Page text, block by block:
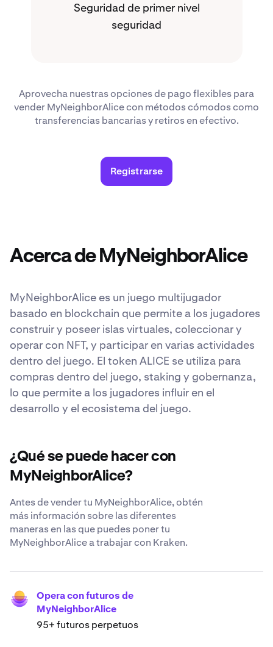
Seguridad de primer nivel
seguridad
Aprovecha nuestras opciones de pago flexibles para
vender MyNeighborAlice con métodos cómodos como
transferencias bancarias y retiros en efectivo.
Registrarse
Acerca de MyNeighborAlice
MyNeighborAlice es un juego multijugador
basado en blockchain que permite a los jugadores
construir y poseer islas virtuales, coleccionar y
operar con NFT, y participar en varias actividades
dentro del juego. El token ALICE se utiliza para
compras dentro del juego, staking y gobernanza,
lo que permite a los jugadores influir en el
desarrollo y el ecosistema del juego.
¿Qué se puede hacer con
MyNeighborAlice?
Antes de vender tu MyNeighborAlice, obtén
más información sobre las diferentes
maneras en las que puedes poner tu
MyNeighborAlice a trabajar con Kraken.
Opera con futuros de
MyNeighborAlice
95+ futuros perpetuos